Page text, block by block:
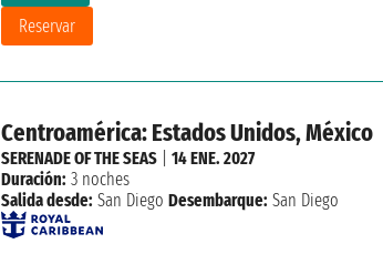
Reservar
Centroamérica: Estados Unidos, México
SERENADE OF THE SEAS| 14 ENE. 2027
Duración: 3 noches
Salida desde: San Diego Desembarque: San Diego